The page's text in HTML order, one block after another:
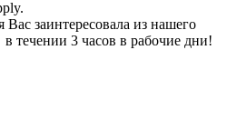
заинтересовала из нашего
в течении 3 часов в рабочие дни!